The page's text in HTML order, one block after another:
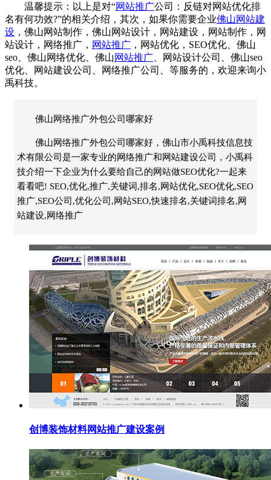
温馨提示：以上是对“网站推广公司 ：反链对网站优化排
名有何功效?”的相关介绍，其次，如果你需要企业佛山网站建
设 ， 佛山网站制作 ， 佛山网站设计 ， 网站建设 ， 网站制作 ， 网
站设计 ， 网络推广 ， 网站推广 ， 网站优化 ， SEO优化
佛山
seo
佛山网络优化 佛山网站推广 网站设计公司
佛山seo
优化
网站建设公司 网络推广公司 、等服务的，欢迎来询小
禹科技。
佛山网络推广外包公司哪家好
佛山网络推广外包公司哪家好，佛山市小禹科技信息技
术有限公司是一家专业的网络推广和网站建设公司，小禹科
技介绍一下企业为什么要给自己的网站做SEO优化?一起来
看看吧! SEO,优化,推广,关键词,排名,网站优化,SEO优化,SEO
推广,SEO公司,优化公司,网站SEO,快速排名,关键词排名,网
站建设,网络推广
创博装饰材料网站推广建设案例